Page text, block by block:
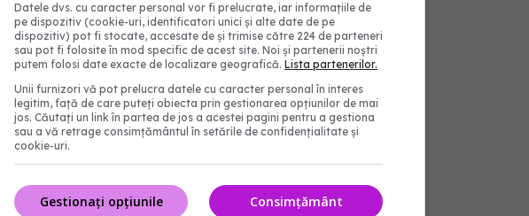
proteinele ticăloase plutind fără direcție și zice
Cum le întâlnește prima dată, are nevoie
complet. Febra, frisoanele, durerile musculare
sistemului nostru imun asupra proteinelor
a distrus toate proteinele ticăloase, celulele de
În acest punct, nu a mai rămas nimic din vaccin
a felului exact în care se distrug proteinele
Datele dvs. cu caracter personal vor fi prelucrate, iar informațiile de
pe dispozitiv (cookie-uri, identificatori unici și alte date de pe
dispozitiv) pot fi stocate, accesate de și trimise către 224 de parteneri
sau pot fi folosite în mod specific de acest site. Noi și partenerii noștri
putem folosi date exacte de localizare geografică. Lista partenerilor.
Unii furnizori vă pot prelucra datele cu caracter personal în interes
legitim, față de care puteți obiecta prin gestionarea opțiunilor de mai
jos. Căutați un link în partea de jos a acestei pagini pentru a gestiona
sau a vă retrage consimțământul în setările de confidențialitate și
cookie-uri.
Consimțământ
Gestionați opțiunile